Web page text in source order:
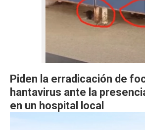
Piden la erradicación de
hantavirus ante la
en un hospital local